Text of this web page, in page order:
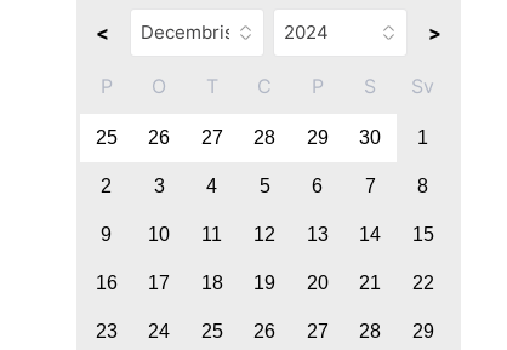
< >
P O T C P S Sv
25 26 27 28 29 30 1
2 3 4 5 6 7 8
9 10 11 12 13 14 15
16 17 18 19 20 21 22
23 24 25 26 27 28 29